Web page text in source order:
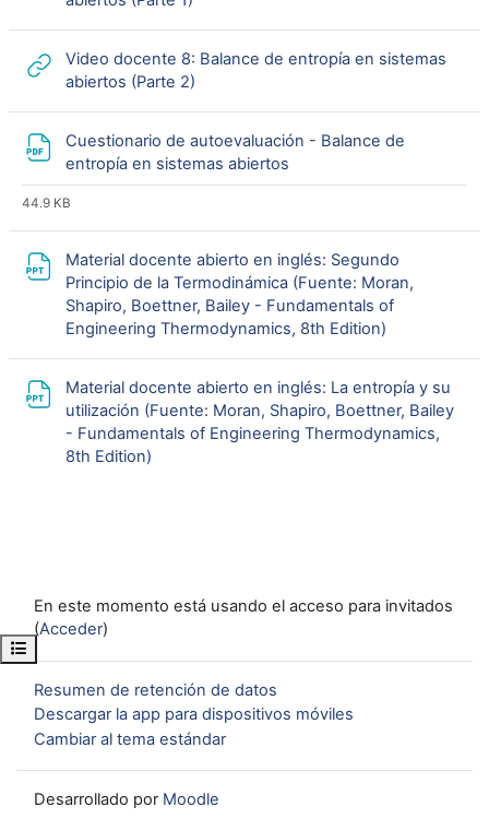
Abrir índice del curso
Video docente 8: Balance de entropía en sistemas
abiertos (Parte 2)
Cuestionario de autoevaluación - Balance de
entropía en sistemas abiertos
44.9 KB
Material docente abierto en inglés: Segundo
Principio de la Termodinámica (Fuente: Moran,
Shapiro, Boettner, Bailey - Fundamentals of
Engineering Thermodynamics, 8th Edition)
Material docente abierto en inglés: La entropía y su
utilización (Fuente: Moran, Shapiro, Boettner, Bailey
- Fundamentals of Engineering Thermodynamics,
8th Edition)
En este momento está usando el acceso para invitados
(Acceder)
Resumen de retención de datos
Descargar la app para dispositivos móviles
Cambiar al tema estándar
Desarrollado por Moodle